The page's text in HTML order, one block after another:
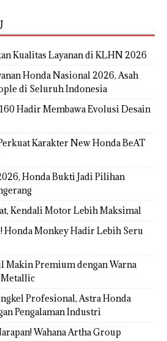
Kualitas Layanan di KLHN 2026
Honda Nasional 2026, Asah
di Seluruh Indonesia
Hadir Membawa Evolusi Desain
Karakter New Honda BeAT
Honda Bukti Jadi Pilihan
Kendali Motor Lebih Maksimal
Honda Monkey Hadir Lebih Seru
Makin Premium dengan Warna
Metallic
Profesional, Astra Honda
Pengalaman Industri
Wahana Artha Group